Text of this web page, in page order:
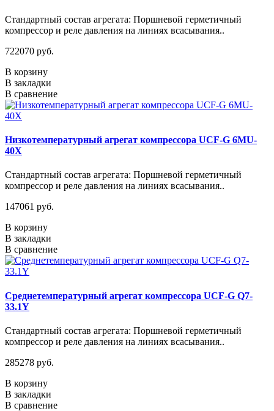
Стандартный состав агрегата: Поршневой герметичный
компрессор и реле давления на линиях всасывания..
722070 руб.
В корзину
В закладки
В сравнение
Низкотемпературный агрегат компрессора UCF-G 6MU-
40X
Стандартный состав агрегата: Поршневой герметичный
компрессор и реле давления на линиях всасывания..
147061 руб.
В корзину
В закладки
В сравнение
Среднетемпературный агрегат компрессора UCF-G Q7-
33.1Y
Стандартный состав агрегата: Поршневой герметичный
компрессор и реле давления на линиях всасывания..
285278 руб.
В корзину
В закладки
В сравнение